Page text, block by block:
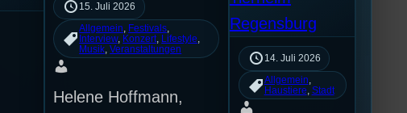
15. Juli 2026
Allgemein Festivals
Interview, Konzert Lifestyle
Musik , Veranstaltungen
Helene Hoffmann,
14. Juli 2026
Allgemein
Haustiere Stadt